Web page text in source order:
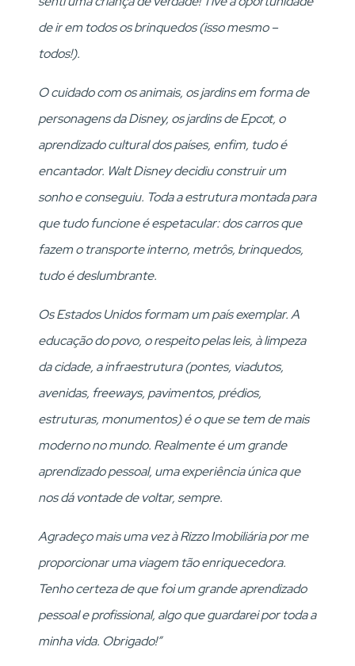
de ir em todos os brinquedos (isso mesmo –
todos!).
O cuidado com os animais, os jardins em forma de
personagens da Disney, os jardins de Epcot, o
aprendizado cultural dos países, enfim, tudo é
encantador. Walt Disney decidiu construir um
sonho e conseguiu. Toda a estrutura montada para
que tudo funcione é espetacular: dos carros que
fazem o transporte interno, metrôs, brinquedos,
tudo é deslumbrante.
Os Estados Unidos formam um país exemplar. A
educação do povo, o respeito pelas leis, à limpeza
da cidade, a infraestrutura (pontes, viadutos,
avenidas, freeways, pavimentos, prédios,
estruturas, monumentos) é o que se tem de mais
moderno no mundo. Realmente é um grande
aprendizado pessoal, uma experiência única que
nos dá vontade de voltar, sempre.
Agradeço mais uma vez à Rizzo Imobiliária por me
proporcionar uma viagem tão enriquecedora.
Tenho certeza de que foi um grande aprendizado
pessoal e profissional, algo que guardarei por toda a
minha vida. Obrigado!”